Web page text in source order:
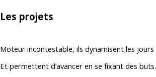
Les projets
Moteur incontestable, ils dynamisent les jours
Et permettent d’avancer en se fixant des buts.